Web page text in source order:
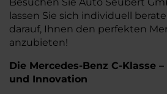
lassen Sie sich individuell
darauf, Ihnen den perfekten
anzubieten!
Die Mercedes-Benz C-Klasse
und Innovation